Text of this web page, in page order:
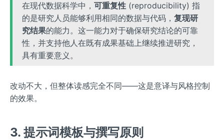
在现代数据科学中，可重复性 (reproducibility) 指
的是研究人员能够利用相同的数据与代码，复现研
究结果的能力。这一能力对于确保研究结论的可靠
性，并支持他人在既有成果基础上继续推进研究，
具有重要意义。
改动不大，但整体读感完全不同——这是意译与风格控制
的效果。
3. 提示词模板与撰写原则